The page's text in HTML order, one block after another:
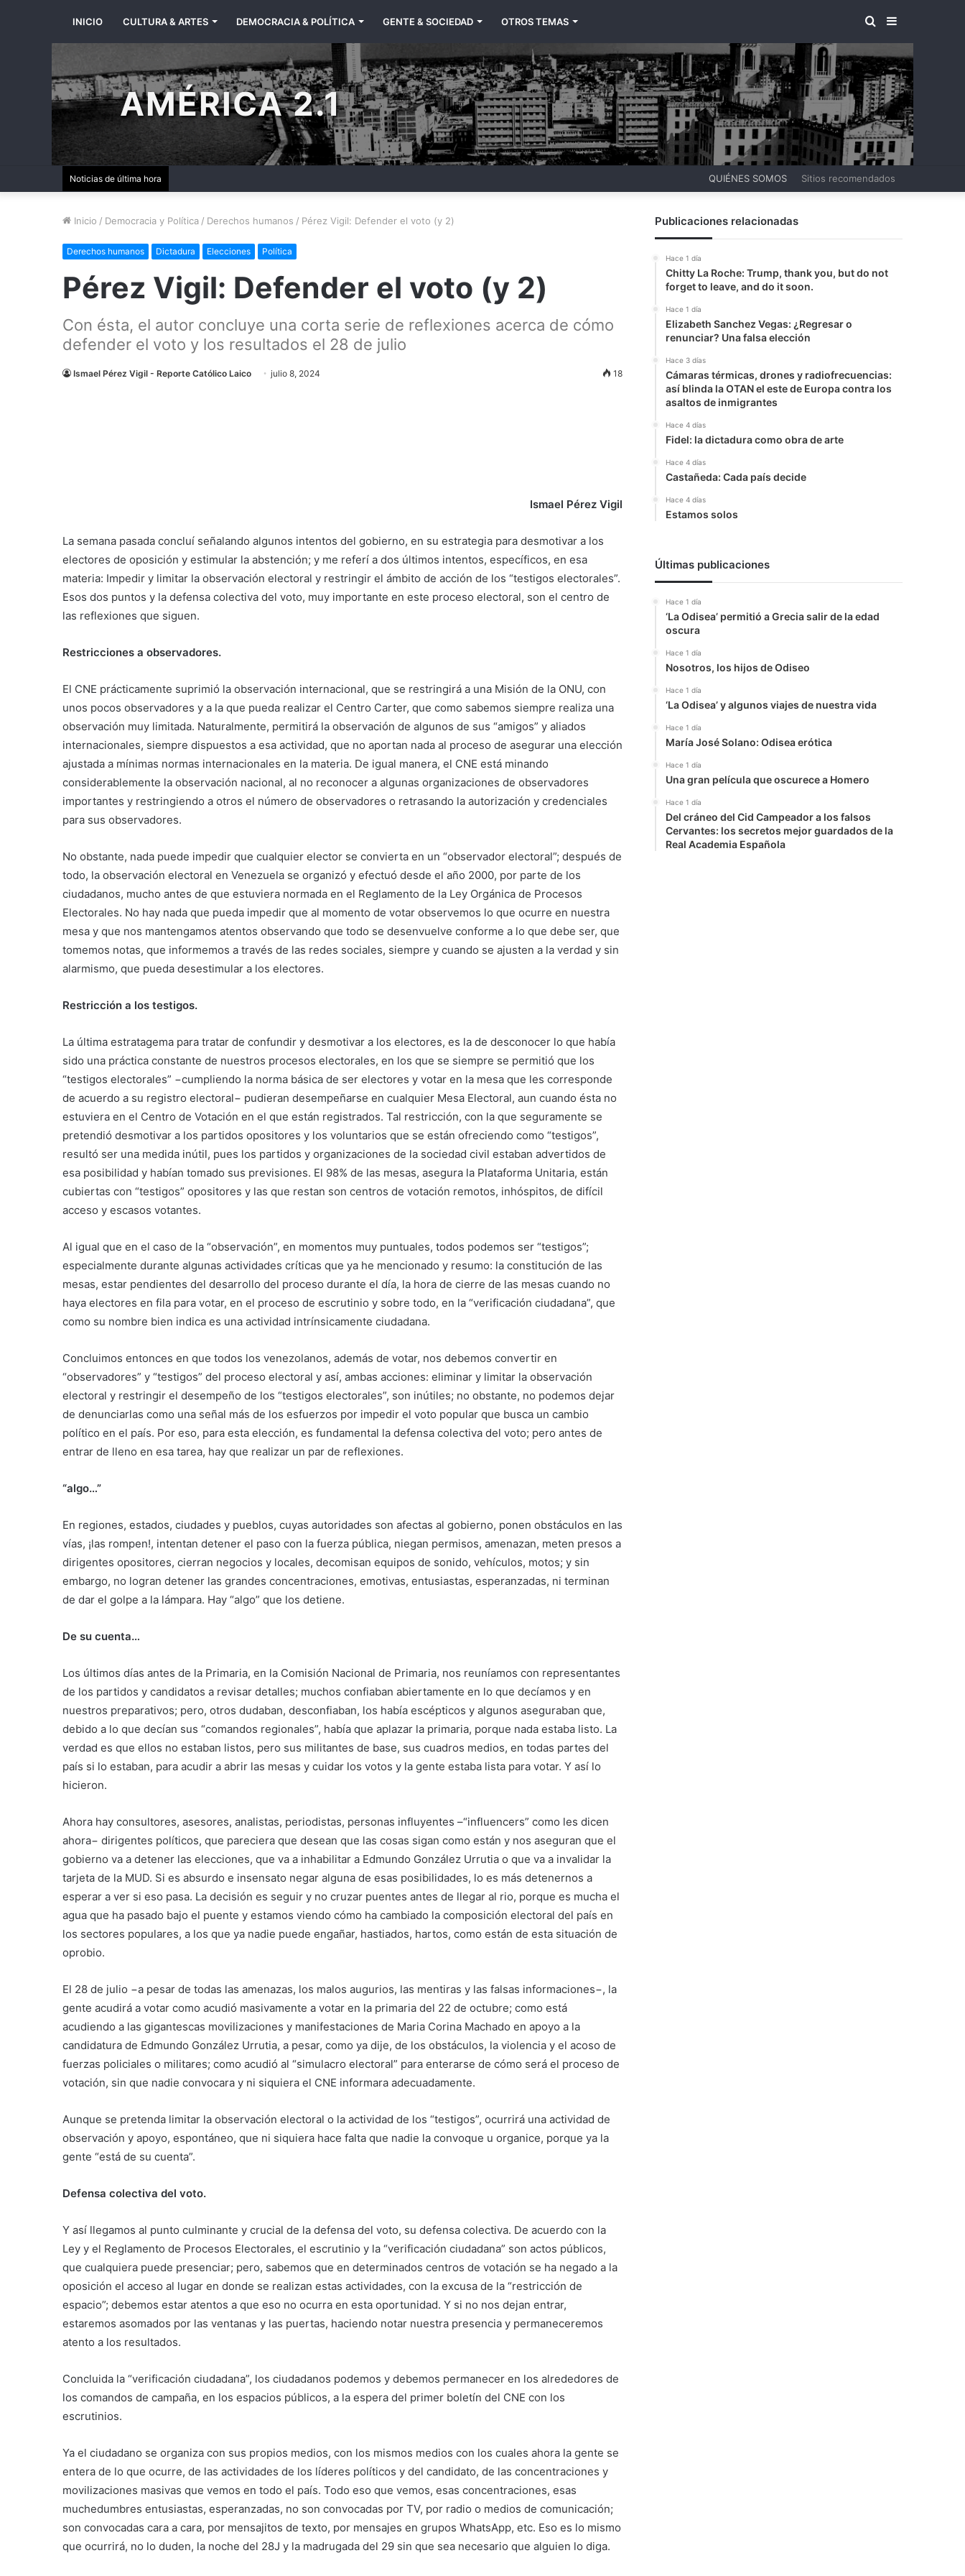
INICIO CULTURA & ARTES DEMOCRACIA & POLÍTICA GENTE & SOCIEDAD OTROS TEMAS BARRA
LATERAL
BUSCAR
POR
AMÉRICA 2.1
Noticias de última hora QUIÉNES SOMOS Sitios recomendados
Inicio / Democracia y Política / Derechos humanos / Pérez Vigil: Defender el voto (y 2)
Derechos humanos Dictadura Elecciones Política
Pérez Vigil: Defender el voto (y 2)
Con ésta, el autor concluye una corta serie de reflexiones acerca de cómo
defender el voto y los resultados el 28 de julio
Ismael Pérez Vigil - Reporte Católico Laico julio 8, 2024 18
Ismael Pérez Vigil
La semana pasada concluí señalando algunos intentos del gobierno, en su estrategia para desmotivar a los
electores de oposición y estimular la abstención; y me referí a dos últimos intentos, específicos, en esa
materia: Impedir y limitar la observación electoral y restringir el ámbito de acción de los “testigos electorales”.
Esos dos puntos y la defensa colectiva del voto, muy importante en este proceso electoral, son el centro de
las reflexiones que siguen.
Restricciones a observadores.
El CNE prácticamente suprimió la observación internacional, que se restringirá a una Misión de la ONU, con
unos pocos observadores y a la que pueda realizar el Centro Carter, que como sabemos siempre realiza una
observación muy limitada. Naturalmente, permitirá la observación de algunos de sus “amigos” y aliados
internacionales, siempre dispuestos a esa actividad, que no aportan nada al proceso de asegurar una elección
ajustada a mínimas normas internacionales en la materia. De igual manera, el CNE está minando
considerablemente la observación nacional, al no reconocer a algunas organizaciones de observadores
importantes y restringiendo a otros el número de observadores o retrasando la autorización y credenciales
para sus observadores.
No obstante, nada puede impedir que cualquier elector se convierta en un “observador electoral”; después de
todo, la observación electoral en Venezuela se organizó y efectuó desde el año 2000, por parte de los
ciudadanos, mucho antes de que estuviera normada en el Reglamento de la Ley Orgánica de Procesos
Electorales. No hay nada que pueda impedir que al momento de votar observemos lo que ocurre en nuestra
mesa y que nos mantengamos atentos observando que todo se desenvuelve conforme a lo que debe ser, que
tomemos notas, que informemos a través de las redes sociales, siempre y cuando se ajusten a la verdad y sin
alarmismo, que pueda desestimular a los electores.
Restricción a los testigos.
La última estratagema para tratar de confundir y desmotivar a los electores, es la de desconocer lo que había
sido una práctica constante de nuestros procesos electorales, en los que se siempre se permitió que los
“testigos electorales” −cumpliendo la norma básica de ser electores y votar en la mesa que les corresponde
de acuerdo a su registro electoral− pudieran desempeñarse en cualquier Mesa Electoral, aun cuando ésta no
estuviera en el Centro de Votación en el que están registrados. Tal restricción, con la que seguramente se
pretendió desmotivar a los partidos opositores y los voluntarios que se están ofreciendo como “testigos”,
resultó ser una medida inútil, pues los partidos y organizaciones de la sociedad civil estaban advertidos de
esa posibilidad y habían tomado sus previsiones. El 98% de las mesas, asegura la Plataforma Unitaria, están
cubiertas con “testigos” opositores y las que restan son centros de votación remotos, inhóspitos, de difícil
acceso y escasos votantes.
Al igual que en el caso de la “observación”, en momentos muy puntuales, todos podemos ser “testigos”;
especialmente durante algunas actividades críticas que ya he mencionado y resumo: la constitución de las
mesas, estar pendientes del desarrollo del proceso durante el día, la hora de cierre de las mesas cuando no
haya electores en fila para votar, en el proceso de escrutinio y sobre todo, en la “verificación ciudadana”, que
como su nombre bien indica es una actividad intrínsicamente ciudadana.
Concluimos entonces en que todos los venezolanos, además de votar, nos debemos convertir en
“observadores” y “testigos” del proceso electoral y así, ambas acciones: eliminar y limitar la observación
electoral y restringir el desempeño de los “testigos electorales”, son inútiles; no obstante, no podemos dejar
de denunciarlas como una señal más de los esfuerzos por impedir el voto popular que busca un cambio
político en el país. Por eso, para esta elección, es fundamental la defensa colectiva del voto; pero antes de
entrar de lleno en esa tarea, hay que realizar un par de reflexiones.
“algo…”
En regiones, estados, ciudades y pueblos, cuyas autoridades son afectas al gobierno, ponen obstáculos en las
vías, ¡las rompen!, intentan detener el paso con la fuerza pública, niegan permisos, amenazan, meten presos a
dirigentes opositores, cierran negocios y locales, decomisan equipos de sonido, vehículos, motos; y sin
embargo, no logran detener las grandes concentraciones, emotivas, entusiastas, esperanzadas, ni terminan
de dar el golpe a la lámpara. Hay “algo” que los detiene.
De su cuenta…
Los últimos días antes de la Primaria, en la Comisión Nacional de Primaria, nos reuníamos con representantes
de los partidos y candidatos a revisar detalles; muchos confiaban abiertamente en lo que decíamos y en
nuestros preparativos; pero, otros dudaban, desconfiaban, los había escépticos y algunos aseguraban que,
debido a lo que decían sus “comandos regionales”, había que aplazar la primaria, porque nada estaba listo. La
verdad es que ellos no estaban listos, pero sus militantes de base, sus cuadros medios, en todas partes del
país si lo estaban, para acudir a abrir las mesas y cuidar los votos y la gente estaba lista para votar. Y así lo
hicieron.
Ahora hay consultores, asesores, analistas, periodistas, personas influyentes –“influencers” como les dicen
ahora− dirigentes políticos, que pareciera que desean que las cosas sigan como están y nos aseguran que el
gobierno va a detener las elecciones, que va a inhabilitar a Edmundo González Urrutia o que va a invalidar la
tarjeta de la MUD. Si es absurdo e insensato negar alguna de esas posibilidades, lo es más detenernos a
esperar a ver si eso pasa. La decisión es seguir y no cruzar puentes antes de llegar al rio, porque es mucha el
agua que ha pasado bajo el puente y estamos viendo cómo ha cambiado la composición electoral del país en
los sectores populares, a los que ya nadie puede engañar, hastiados, hartos, como están de esta situación de
oprobio.
El 28 de julio −a pesar de todas las amenazas, los malos augurios, las mentiras y las falsas informaciones−, la
gente acudirá a votar como acudió masivamente a votar en la primaria del 22 de octubre; como está
acudiendo a las gigantescas movilizaciones y manifestaciones de Maria Corina Machado en apoyo a la
candidatura de Edmundo González Urrutia, a pesar, como ya dije, de los obstáculos, la violencia y el acoso de
fuerzas policiales o militares; como acudió al “simulacro electoral” para enterarse de cómo será el proceso de
votación, sin que nadie convocara y ni siquiera el CNE informara adecuadamente.
Aunque se pretenda limitar la observación electoral o la actividad de los “testigos”, ocurrirá una actividad de
observación y apoyo, espontáneo, que ni siquiera hace falta que nadie la convoque u organice, porque ya la
gente “está de su cuenta”.
Defensa colectiva del voto.
Y así llegamos al punto culminante y crucial de la defensa del voto, su defensa colectiva. De acuerdo con la
Ley y el Reglamento de Procesos Electorales, el escrutinio y la “verificación ciudadana” son actos públicos,
que cualquiera puede presenciar; pero, sabemos que en determinados centros de votación se ha negado a la
oposición el acceso al lugar en donde se realizan estas actividades, con la excusa de la “restricción de
espacio”; debemos estar atentos a que eso no ocurra en esta oportunidad. Y si no nos dejan entrar,
estaremos asomados por las ventanas y las puertas, haciendo notar nuestra presencia y permaneceremos
atento a los resultados.
Concluida la “verificación ciudadana”, los ciudadanos podemos y debemos permanecer en los alrededores de
los comandos de campaña, en los espacios públicos, a la espera del primer boletín del CNE con los
escrutinios.
Ya el ciudadano se organiza con sus propios medios, con los mismos medios con los cuales ahora la gente se
entera de lo que ocurre, de las actividades de los líderes políticos y del candidato, de las concentraciones y
movilizaciones masivas que vemos en todo el país. Todo eso que vemos, esas concentraciones, esas
muchedumbres entusiastas, esperanzadas, no son convocadas por TV, por radio o medios de comunicación;
son convocadas cara a cara, por mensajitos de texto, por mensajes en grupos WhatsApp, etc. Eso es lo mismo
que ocurrirá, no lo duden, la noche del 28J y la madrugada del 29 sin que sea necesario que alguien lo diga.
Publicaciones relacionadas
Hace 1 día
Chitty La Roche: Trump, thank you, but do not
forget to leave, and do it soon.
Hace 1 día
Elizabeth Sanchez Vegas: ¿Regresar o
renunciar? Una falsa elección
Hace 3 días
Cámaras térmicas, drones y radiofrecuencias:
así blinda la OTAN el este de Europa contra los
asaltos de inmigrantes
Hace 4 días
Fidel: la dictadura como obra de arte
Hace 4 días
Castañeda: Cada país decide
Hace 4 días
Estamos solos
Últimas publicaciones
Hace 1 día
‘La Odisea’ permitió a Grecia salir de la edad
oscura
Hace 1 día
Nosotros, los hijos de Odiseo
Hace 1 día
‘La Odisea’ y algunos viajes de nuestra vida
Hace 1 día
María José Solano: Odisea erótica
Hace 1 día
Una gran película que oscurece a Homero
Hace 1 día
Del cráneo del Cid Campeador a los falsos
Cervantes: los secretos mejor guardados de la
Real Academia Española